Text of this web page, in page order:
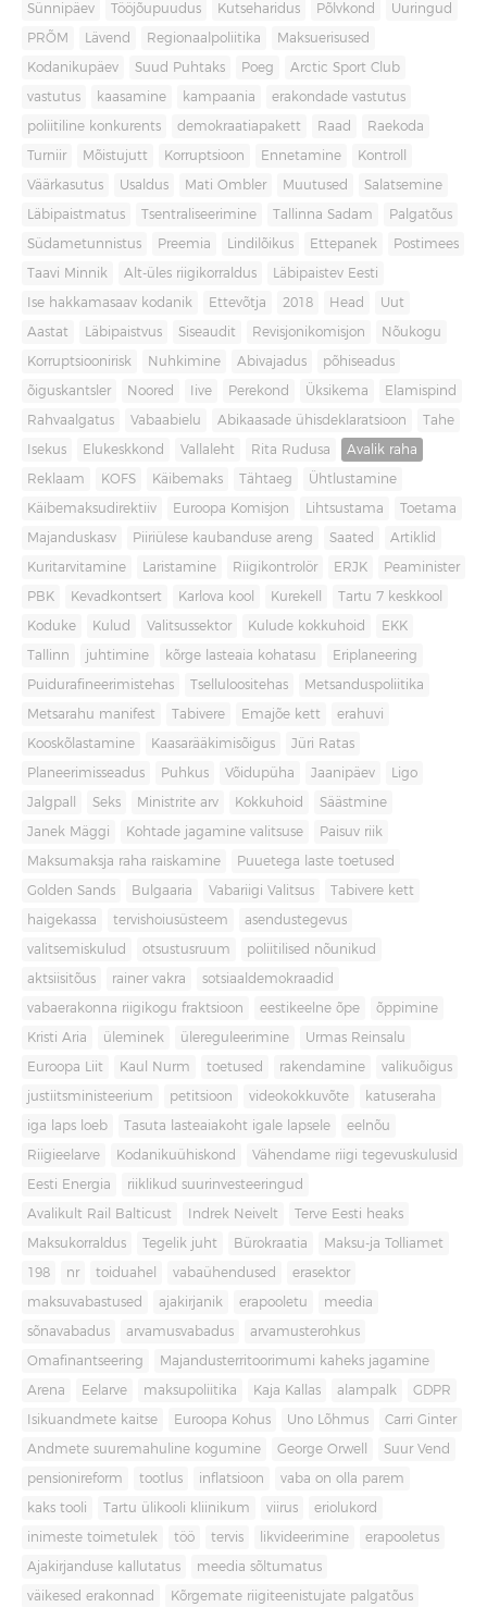
Sünnipäev Tööjõupuudus Kutseharidus Põlvkond Uuringud
PRÕM Lävend Regionaalpoliitika Maksuerisused
Kodanikupäev Suud Puhtaks Poeg Arctic Sport Club
vastutus kaasamine kampaania erakondade vastutus
poliitiline konkurents demokraatiapakett Raad Raekoda
Turniir Mõistujutt Korruptsioon Ennetamine Kontroll
Väärkasutus Usaldus Mati Ombler Muutused Salatsemine
Läbipaistmatus Tsentraliseerimine Tallinna Sadam Palgatõus
Südametunnistus Preemia Lindilõikus Ettepanek Postimees
Taavi Minnik Alt-üles riigikorraldus Läbipaistev Eesti
Ise hakkamasaav kodanik Ettevõtja 2018 Head Uut
Aastat Läbipaistvus Siseaudit Revisjonikomisjon Nõukogu
Korruptsioonirisk Nuhkimine Abivajadus põhiseadus
õiguskantsler Noored Iive Perekond Üksikema Elamispind
Rahvaalgatus Vabaabielu Abikaasade ühisdeklaratsioon Tahe
Isekus Elukeskkond Vallaleht Rita Rudusa Avalik raha
Reklaam KOFS Käibemaks Tähtaeg Ühtlustamine
Käibemaksudirektiiv Euroopa Komisjon Lihtsustama Toetama
Majanduskasv Piiriülese kaubanduse areng Saated Artiklid
Kuritarvitamine Laristamine Riigikontrolör ERJK Peaminister
PBK Kevadkontsert Karlova kool Kurekell Tartu 7 keskkool
Koduke Kulud Valitsussektor Kulude kokkuhoid EKK
Tallinn juhtimine kõrge lasteaia kohatasu Eriplaneering
Puidurafineerimistehas Tselluloositehas Metsanduspoliitika
Metsarahu manifest Tabivere Emajõe kett erahuvi
Kooskõlastamine Kaasarääkimisõigus Jüri Ratas
Planeerimisseadus Puhkus Võidupüha Jaanipäev Ligo
Jalgpall Seks Ministrite arv Kokkuhoid Säästmine
Janek Mäggi Kohtade jagamine valitsuse Paisuv riik
Maksumaksja raha raiskamine Puuetega laste toetused
Golden Sands Bulgaaria Vabariigi Valitsus Tabivere kett
haigekassa tervishoiusüsteem asendustegevus
valitsemiskulud otsustusruum poliitilised nõunikud
aktsiisitõus rainer vakra sotsiaaldemokraadid
vabaerakonna riigikogu fraktsioon eestikeelne õpe õppimine
Kristi Aria üleminek ülereguleerimine Urmas Reinsalu
Euroopa Liit Kaul Nurm toetused rakendamine valikuõigus
justiitsministeerium petitsioon videokokkuvõte katuseraha
iga laps loeb Tasuta lasteaiakoht igale lapsele eelnõu
Riigieelarve Kodanikuühiskond Vähendame riigi tegevuskulusid
Eesti Energia riiklikud suurinvesteeringud
Avalikult Rail Balticust Indrek Neivelt Terve Eesti heaks
Maksukorraldus Tegelik juht Bürokraatia Maksu-ja Tolliamet
198 nr toiduahel vabaühendused erasektor
maksuvabastused ajakirjanik erapooletu meedia
sõnavabadus arvamusvabadus arvamusterohkus
Omafinantseering Majandusterritoorimumi kaheks jagamine
Arena Eelarve maksupoliitika Kaja Kallas alampalk GDPR
Isikuandmete kaitse Euroopa Kohus Uno Lõhmus Carri Ginter
Andmete suuremahuline kogumine George Orwell Suur Vend
pensionireform tootlus inflatsioon vaba on olla parem
kaks tooli Tartu ülikooli kliinikum viirus eriolukord
inimeste toimetulek töö tervis likvideerimine erapooletus
Ajakirjanduse kallutatus meedia sõltumatus
väikesed erakonnad Kõrgemate riigiteenistujate palgatõus